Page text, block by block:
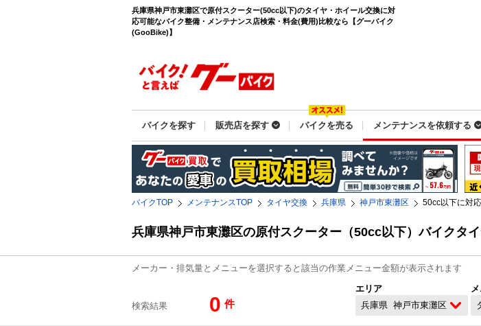
兵庫県神戸市東灘区で原付スクーター(50cc以下)のタイヤ・ホイール交換に対
応可能なバイク整備・メンテナンス店検索・料金(費用)比較なら【グーバイク
(GooBike)】
バイクを探す 販売店を探す バイクを売る メンテナンスを依頼する
バイクTOP メンテナンスTOP タイヤ交換 兵庫県 神戸市東灘区 50cc以下に対
兵庫県神戸市東灘区の原付スクーター（50cc以下）バイクタ
メーカー・排気量とメニューを選択すると該当の作業メニュー金額が表示されます
検索結果 0 件
エリア
兵庫県 神戸市東灘区